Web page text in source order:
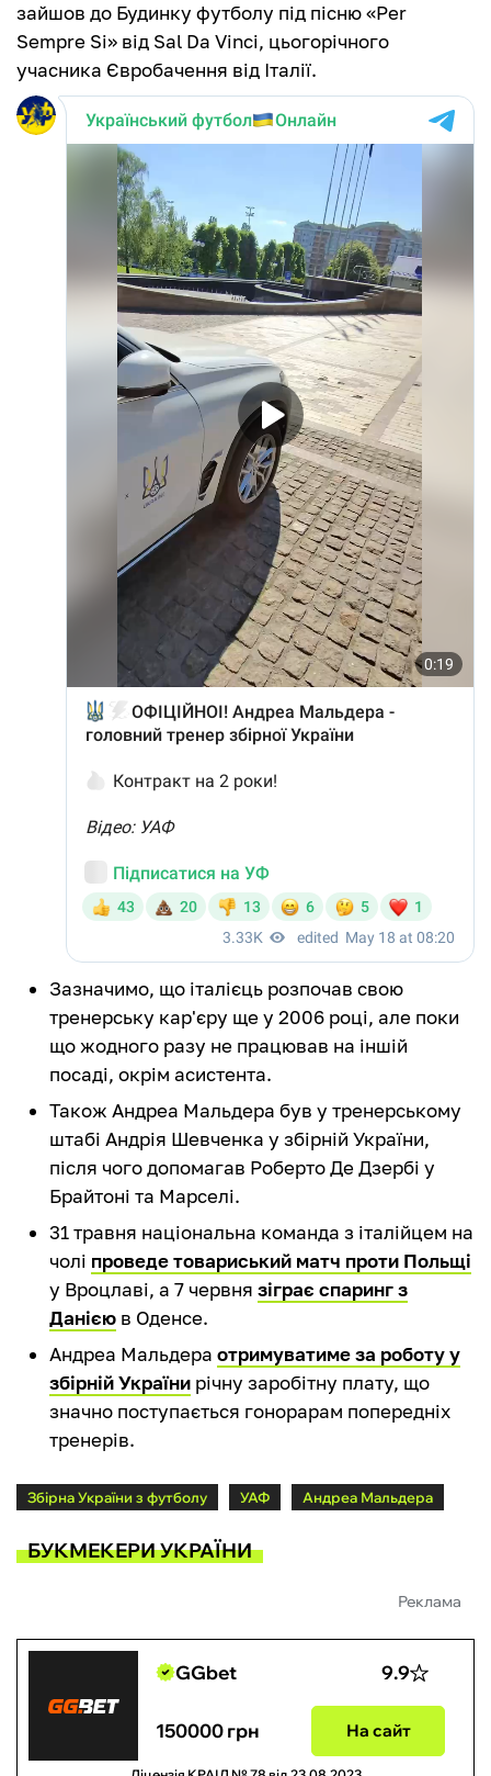
зайшов до Будинку футболу під пісню «Per
Sempre Si» від Sal Da Vinci, цьогорічного
учасника Євробачення від Італії.
Зазначимо, що італієць розпочав свою
тренерську кар'єру ще у 2006 році, але поки
що жодного разу не працював на іншій
посаді, окрім асистента.
Також Андреа Мальдера був у тренерському
штабі Андрія Шевченка у збірній України,
після чого допомагав Роберто Де Дзербі у
Брайтоні та Марселі.
31 травня національна команда з італійцем на
чолі проведе товариський матч проти Польщі
у Вроцлаві, а 7 червня зіграє спаринг з
Данією в Оденсе.
Андреа Мальдера отримуватиме за роботу у
збірній України річну заробітну плату, що
значно поступається гонорарам попередніх
тренерів.
Збірна України з футболу УАФ Андреа Мальдера
БУКМЕКЕРИ УКРАЇНИ
Реклама
GGbet 9.9
150000 грн На сайт